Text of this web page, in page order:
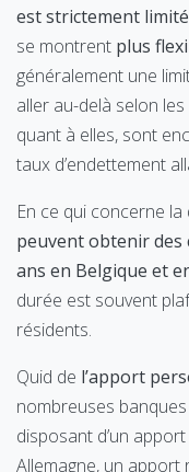
est strictement limité
se montrent plus
généralement une
aller au-delà selon
quant à elles, sont
taux d’endettement
En ce qui concerne
peuvent obtenir des
ans en Belgique et
durée est souvent
résidents.
Quid de l’apport
nombreuses
disposant d’un
Allemagne, un